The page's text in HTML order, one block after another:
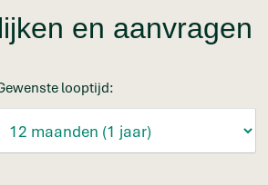
en aanvragen
looptijd: